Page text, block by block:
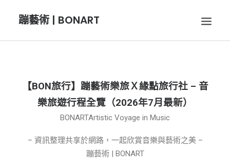
蹦藝術 | BONART
BON呼吸
BON攝影
【BON旅行】蹦藝術樂旅Ｘ緣點旅行社 – 音
樂旅遊行程全覽（2026年7月最新）
BONARTArtistic Voyage in Music
– 資訊整理共享於網路，一起欣賞音樂與藝術之美 –
蹦藝術 | BONART